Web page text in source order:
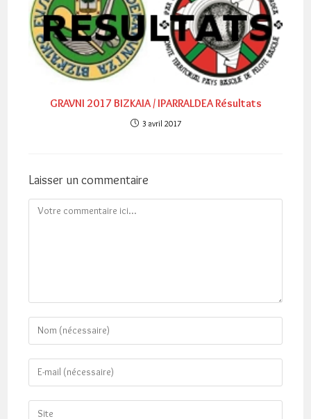
GRAVNI 2017 BIZKAIA / IPARRALDEA Résultats
3 avril 2017
Laisser un commentaire
Comment
Enter
your
name
Enter
your
email
Saisir